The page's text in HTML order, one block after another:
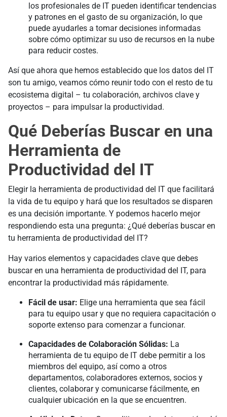
los profesionales de IT pueden identificar tendencias
y patrones en el gasto de su organización, lo que
puede ayudarles a tomar decisiones informadas
sobre cómo optimizar su uso de recursos en la nube
para reducir costes.
Así que ahora que hemos establecido que los datos del IT
son tu amigo, veamos cómo reunir todo con el resto de tu
ecosistema digital – tu colaboración, archivos clave y
proyectos – para impulsar la productividad.
Qué Deberías Buscar en una
Herramienta de
Productividad del IT
Elegir la herramienta de productividad del IT que facilitará
la vida de tu equipo y hará que los resultados se disparen
es una decisión importante. Y podemos hacerlo mejor
respondiendo esta una pregunta: ¿Qué deberías buscar en
tu herramienta de productividad del IT?
Hay varios elementos y capacidades clave que debes
buscar en una herramienta de productividad del IT, para
encontrar la productividad más rápidamente.
Fácil de usar: Elige una herramienta que sea fácil
para tu equipo usar y que no requiera capacitación o
soporte extenso para comenzar a funcionar.
Capacidades de Colaboración Sólidas: La
herramienta de tu equipo de IT debe permitir a los
miembros del equipo, así como a otros
departamentos, colaboradores externos, socios y
clientes, colaborar y comunicarse fácilmente, en
cualquier ubicación en la que se encuentren.